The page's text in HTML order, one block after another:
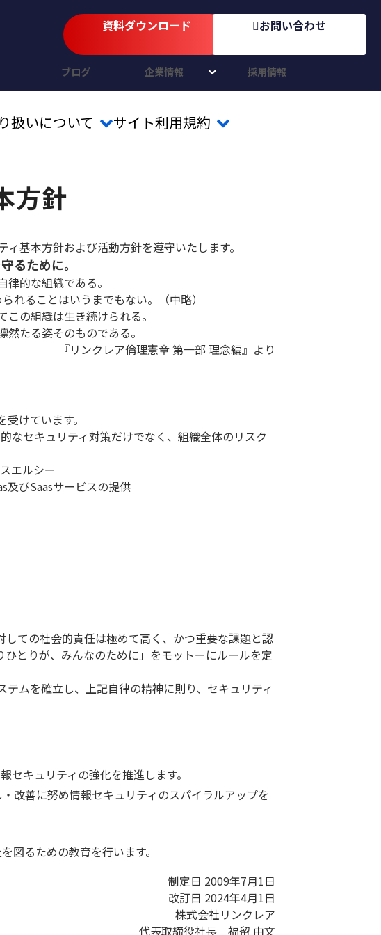
資料ダウンロード お問い合わせ
ブログ 企業情報 採用情報
扱いについて サイト利用規約
方針
基本方針および活動方針を遵守いたします。
るために。
的な組織である。
れることはいうまでもない。（中略）
の組織は生き続けられる。
たる姿そのものである。
『リンクレア倫理憲章 第一部 理念編』より
けています。
なセキュリティ対策だけでなく、組織全体のリスク
エルシー
及びSaasサービスの提供
ての社会的責任は極めて高く、かつ重要な課題と認
とりが、みんなのために」をモットーにルールを定
ムを確立し、上記自律の精神に則り、セキュリティ
キュリティの強化を推進します。
改善に努め情報セキュリティのスパイラルアップを
図るための教育を行います。
制定日 2009年7月1日
改訂日 2024年4月1日
株式会社リンクレア
代表取締役社長 福留 由文